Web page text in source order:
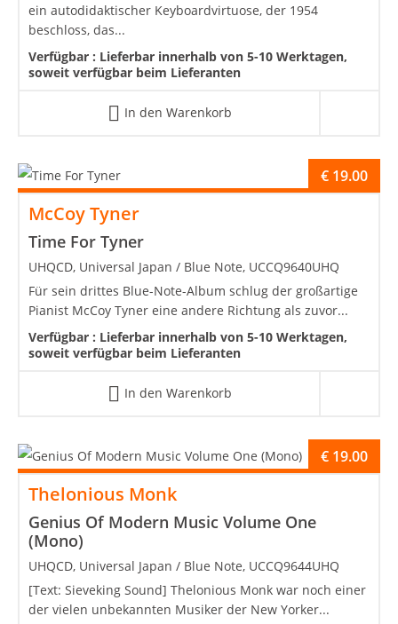
ein autodidaktischer Keyboardvirtuose, der 1954
beschloss, das...
Verfügbar : Lieferbar innerhalb von 5-10 Werktagen,
soweit verfügbar beim Lieferanten
In den Warenkorb
McCoy Tyner
Time For Tyner
€ 19.00
UHQCD, Universal Japan / Blue Note, UCCQ9640UHQ
Für sein drittes Blue-Note-Album schlug der großartige
Pianist McCoy Tyner eine andere Richtung als zuvor...
Verfügbar : Lieferbar innerhalb von 5-10 Werktagen,
soweit verfügbar beim Lieferanten
In den Warenkorb
Thelonious Monk
Genius Of Modern Music Volume One
(Mono)
€ 19.00
UHQCD, Universal Japan / Blue Note, UCCQ9644UHQ
[Text: Sieveking Sound] Thelonious Monk war noch einer
der vielen unbekannten Musiker der New Yorker...